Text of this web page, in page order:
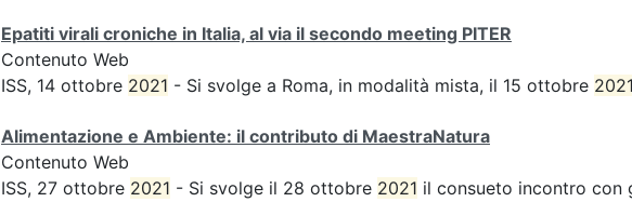
Epatiti virali croniche in Italia, al via il secondo meeting PITER
Contenuto Web
ISS, 14 ottobre 2021 - Si svolge a Roma, in modalità mista, il 15 ottobre 2021
Alimentazione e Ambiente: il contributo di MaestraNatura
Contenuto Web
ISS, 27 ottobre 2021 - Si svolge il 28 ottobre 2021 il consueto incontro con